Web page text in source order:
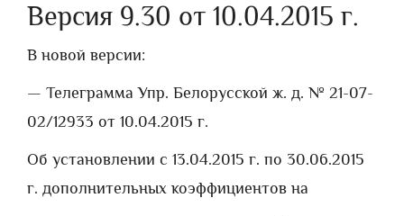
Версия 9.30 от 10.04.2015 г.
В новой версии:
— Телеграмма Упр. Белорусской ж. д. № 21-07-
02/12933 от 10.04.2015 г.
Об установлении с 13.04.2015 г. по 30.06.2015
г. дополнительных коэффициентов на